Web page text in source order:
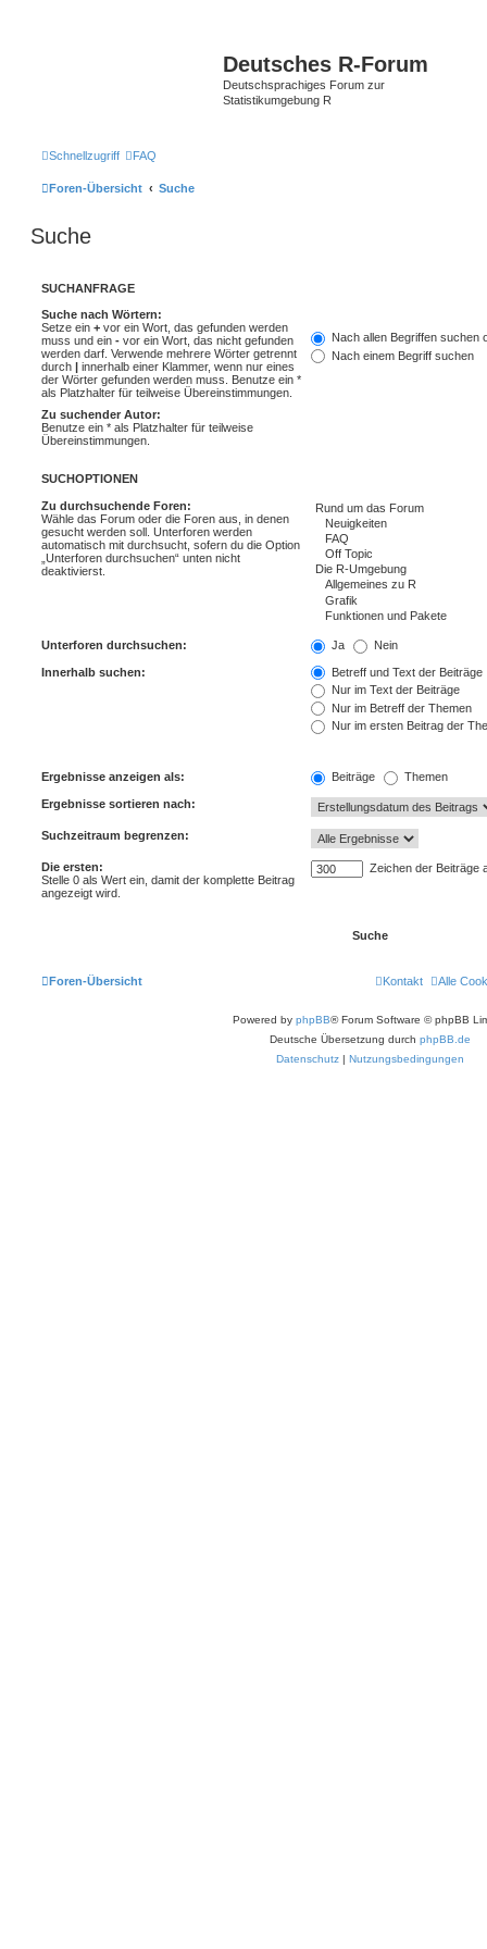
Deutsches R-Forum
Deutschsprachiges Forum zur
Statistikumgebung R
Schnellzugriff FAQ
Foren-Übersicht Suche
Suche
SUCHANFRAGE
Suche nach Wörtern:
Setze ein + vor ein Wort, das gefunden werden
muss und ein - vor ein Wort, das nicht gefunden
werden darf. Verwende mehrere Wörter getrennt
durch | innerhalb einer Klammer, wenn nur eines
der Wörter gefunden werden muss. Benutze ein *
als Platzhalter für teilweise Übereinstimmungen.
Nach allen Begriffen suchen
Nach einem Begriff suchen
Zu suchender Autor:
Benutze ein * als Platzhalter für teilweise
Übereinstimmungen.
SUCHOPTIONEN
Zu durchsuchende Foren:
Wähle das Forum oder die Foren aus, in denen
gesucht werden soll. Unterforen werden
automatisch mit durchsucht, sofern du die Option
„Unterforen durchsuchen“ unten nicht
deaktivierst.
Unterforen durchsuchen: Ja Nein
Innerhalb suchen:
Betreff und Text der Beiträge
Nur im Text der Beiträge
Nur im Betreff der Themen
Nur im ersten Beitrag der
Ergebnisse anzeigen als: Beiträge Themen
Ergebnisse sortieren nach:
Suchzeitraum begrenzen:
Die ersten:
Stelle 0 als Wert ein, damit der komplette Beitrag
angezeigt wird.
Zeichen der Beiträge
Foren-Übersicht Alle
Kontakt
Powered by phpBB® Forum Software © phpBB
Deutsche Übersetzung durch phpBB.de
Datenschutz | Nutzungsbedingungen